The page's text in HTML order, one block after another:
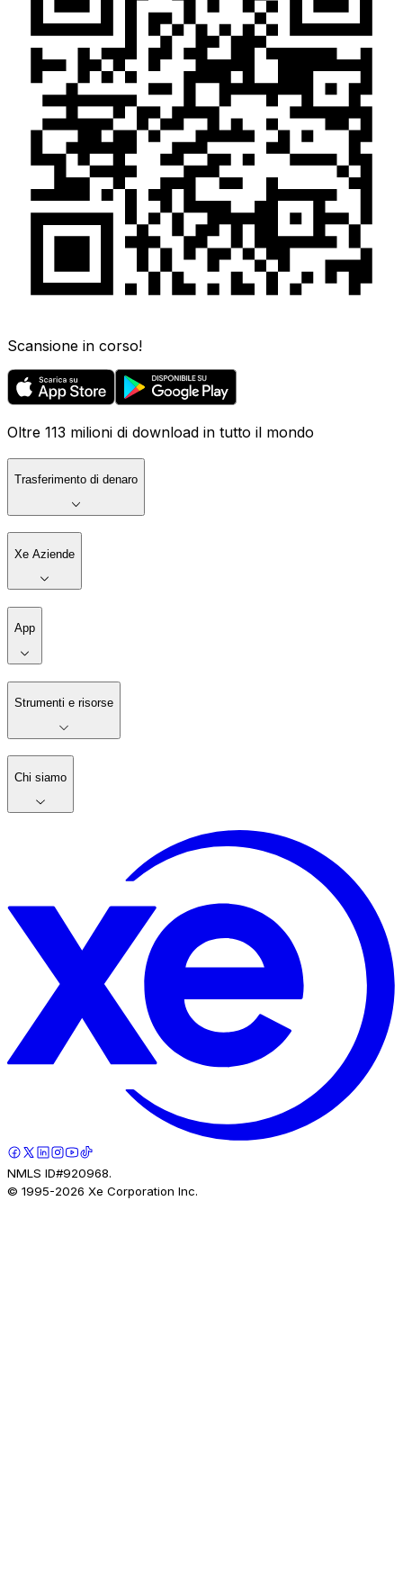
Scansione in corso!
Oltre 113 milioni di download in tutto il mondo
Trasferimento di denaro
Xe Aziende
App
Strumenti e risorse
Chi siamo
NMLS ID#920968.
© 1995-2026 Xe Corporation Inc.